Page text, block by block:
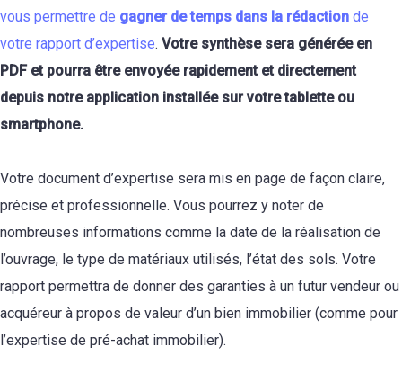
vous permettre de gagner de temps dans la rédaction de
votre rapport d’expertise. Votre synthèse sera générée en
PDF et pourra être envoyée rapidement et directement
depuis notre application installée sur votre tablette ou
smartphone.
Votre document d’expertise sera mis en page de façon claire,
précise et professionnelle. Vous pourrez y noter de
nombreuses informations comme la date de la réalisation de
l’ouvrage, le type de matériaux utilisés, l’état des sols. Votre
rapport permettra de donner des garanties à un futur vendeur ou
acquéreur à propos de valeur d’un bien immobilier (comme pour
l’expertise de pré-achat immobilier).